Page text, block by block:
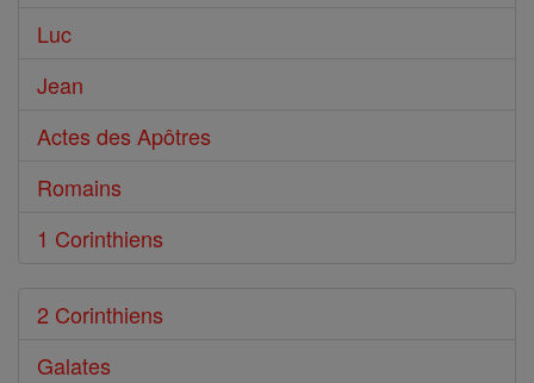
Luc
Jean
Actes des Apôtres
Romains
1 Corinthiens
2 Corinthiens
Galates